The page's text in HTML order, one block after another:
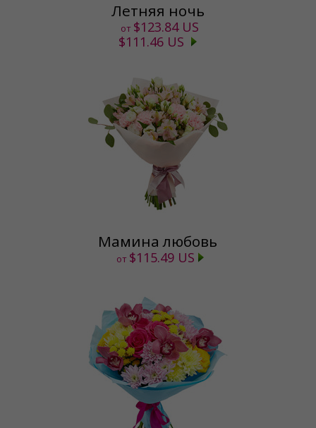
Летняя ночь
от $123.84 US
$111.46 US
Мамина любовь
от $115.49 US